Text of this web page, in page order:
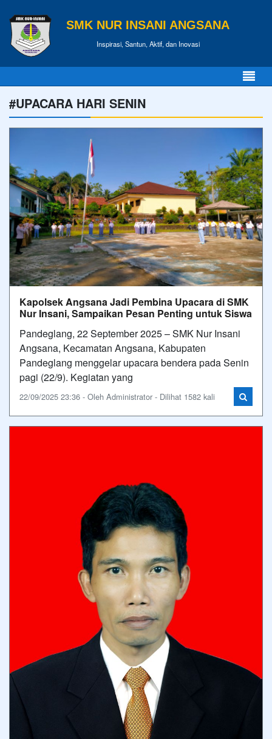
SMK NUR INSANI ANGSANA
Inspirasi, Santun, Aktif, dan Inovasi
#UPACARA HARI SENIN
Kapolsek Angsana Jadi Pembina Upacara di SMK
Nur Insani, Sampaikan Pesan Penting untuk Siswa
Pandeglang, 22 September 2025 – SMK Nur Insani
Angsana, Kecamatan Angsana, Kabupaten
Pandeglang menggelar upacara bendera pada Senin
pagi (22/9). Kegiatan yang
22/09/2025 23:36 - Oleh Administrator - Dilihat 1582 kali